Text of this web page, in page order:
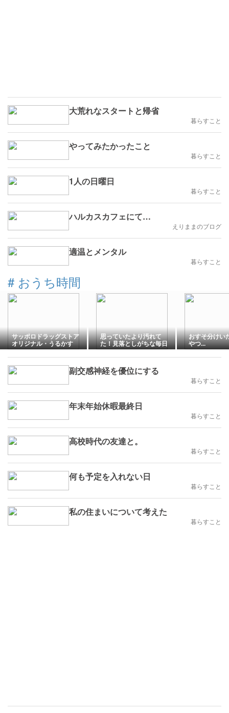
大荒れなスタートと帰省
暮らすこと
やってみたかったこと
暮らすこと
1人の日曜日
暮らすこと
ハルカスカフェにて…
えりままのブログ
適温とメンタル
暮らすこと
# おうち時間
サッポロドラッグストア
オリジナル・うるかす
HATOMUGI泡洗顔
思っていたより汚れて
た！見落としがちな毎日
使うアイテムの汚れ
おすそ分けい
やつ...
副交感神経を優位にする
暮らすこと
年末年始休暇最終日
暮らすこと
高校時代の友達と。
暮らすこと
何も予定を入れない日
暮らすこと
私の住まいについて考えた
暮らすこと